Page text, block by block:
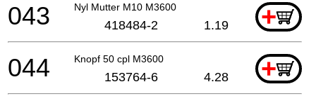
Nyl Mutter M10 M3600 +
043 418484-2 1.19
Knopf 50 cpl M3600 +
044 153764-6 4.28